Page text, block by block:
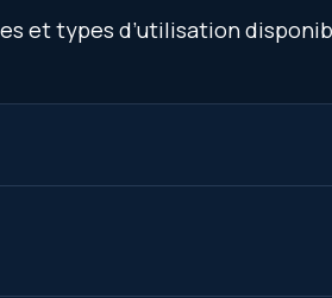
et types d’utilisation